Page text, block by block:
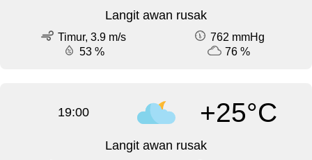
Langit awan rusak
Timur, 3.9 m/s
762 mmHg
53 %
76 %
19:00 +25°C
Langit awan rusak